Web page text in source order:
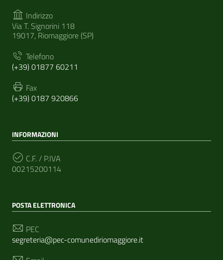
Indirizzo
Via T. Signorini 118
19017, Riomaggiore (SP)
Telefono
(+39) 01877 60211
Fax
(+39) 0187 920866
INFORMAZIONI
C.F. / P.IVA
00215200114
POSTA ELETTRONICA
PEC
segreteria@pec-comunediriomaggiore.it